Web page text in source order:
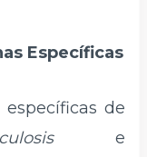
Específicas
de
e